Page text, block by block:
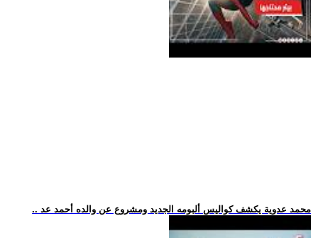
.. محمد عدوية يكشف كواليس ألبومه الجديد ومشروع عن والده أحمد عد